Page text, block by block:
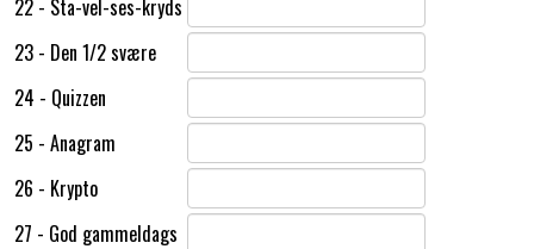
22 - Sta-vel-ses-kryds
23 - Den 1/2 svære
24 - Quizzen
25 - Anagram
26 - Krypto
27 - God gammeldags